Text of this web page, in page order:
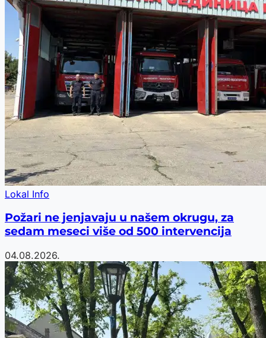
Lokal Info
Požari ne jenjavaju u našem okrugu, za
sedam meseci više od 500 intervencija
04.08.2026.